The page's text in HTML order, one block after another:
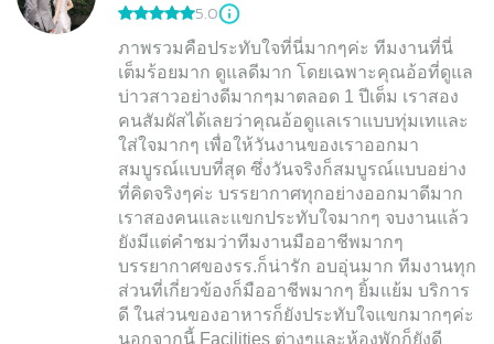
5.0
ภาพรวมคือประทับใจที่นี่มากๆค่ะ ทีมงานที่นี่
เต็มร้อยมาก ดูแลดีมาก โดยเฉพาะคุณอ้อที่ดูแล
บ่าวสาวอย่างดีมากๆมาตลอด 1 ปีเต็ม เราสอง
คนสัมผัสได้เลยว่าคุณอ้อดูแลเราแบบทุ่มเทและ
ใส่ใจมากๆ เพื่อให้วันงานของเราออกมา
สมบูรณ์แบบที่สุด ซึ่งวันจริงก็สมบูรณ์แบบอย่าง
ที่คิดจริงๆค่ะ บรรยากาศทุกอย่างออกมาดีมาก
เราสองคนและแขกประทับใจมากๆ จบงานแล้ว
ยังมีแต่คำชมว่าทีมงานมืออาชีพมากๆ
บรรยากาศของรร.ก็น่ารัก อบอุ่นมาก ทีมงานทุก
ส่วนที่เกี่ยวข้องก็มืออาชีพมากๆ ยิ้มแย้ม บริการ
ดี ในส่วนของอาหารก็ยังประทับใจแขกมากๆค่ะ
นอกจากนี้ Facilities ต่างๆและห้องพักก็ยังดี